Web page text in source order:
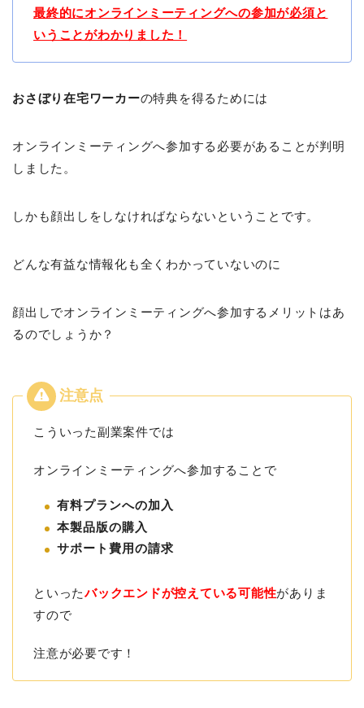
最終的にオンラインミーティングへの参加が必須と
いうことがわかりました！
おさぼり在宅ワーカーの特典を得るためには
オンラインミーティングへ参加する必要があることが判明
しました。
しかも顔出しをしなければならないということです。
どんな有益な情報化も全くわかっていないのに
顔出しでオンラインミーティングへ参加するメリットはあ
るのでしょうか？
こういった副業案件では
オンラインミーティングへ参加することで
有料プランへの加入
本製品版の購入
サポート費用の請求
といったバックエンドが控えている可能性がありま
すので
注意が必要です！